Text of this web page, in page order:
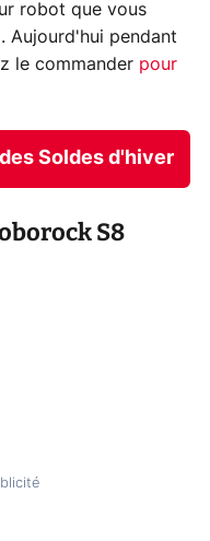
robot que vous
Aujourd'hui pendant
le commander pour
Soldes d'hiver
S8